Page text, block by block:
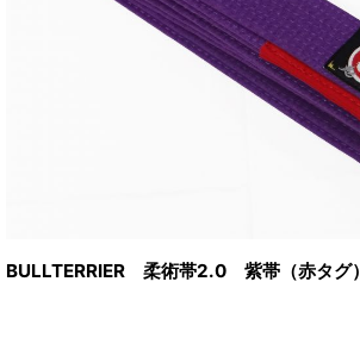
BULLTERRIER 柔術帯2.0 紫帯（赤タグ）